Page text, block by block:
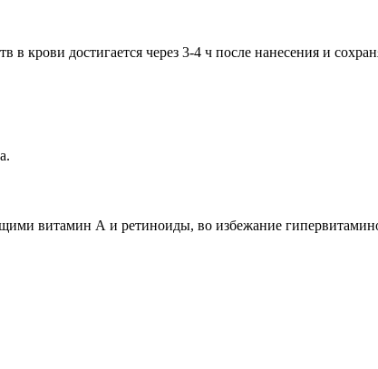
крови достигается через 3-4 ч после нанесения и
витамин А и ретиноиды, во избежание